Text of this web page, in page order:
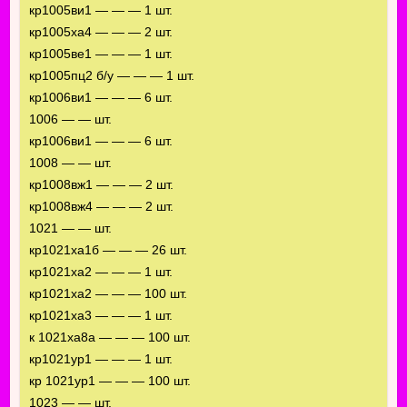
кр1005ви1 — — — 1 шт.
кр1005ха4 — — — 2 шт.
кр1005ве1 — — — 1 шт.
кр1005пц2 б/у — — — 1 шт.
кр1006ви1 — — — 6 шт.
1006 — — шт.
кр1006ви1 — — — 6 шт.
1008 — — шт.
кр1008вж1 — — — 2 шт.
кр1008вж4 — — — 2 шт.
1021 — — шт.
кр1021ха1б — — — 26 шт.
кр1021ха2 — — — 1 шт.
кр1021ха2 — — — 100 шт.
кр1021ха3 — — — 1 шт.
к 1021ха8а — — — 100 шт.
кр1021ур1 — — — 1 шт.
кр 1021ур1 — — — 100 шт.
1023 — — шт.